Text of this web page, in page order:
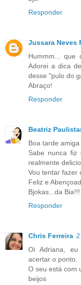
Responder
Jussara Neves
Hummm... que
Adorei a dica
desse "pulo do
Abraço!
Responder
Beatriz
Boa tarde amiga
Sabe nunca fiz
realmente
Vou tentar fazer
Feliz e
Bjokas...da Bia!!!
Responder
Chris Ferreira
Oi Adriana,
acertar o ponto.
O seu está com
beijos